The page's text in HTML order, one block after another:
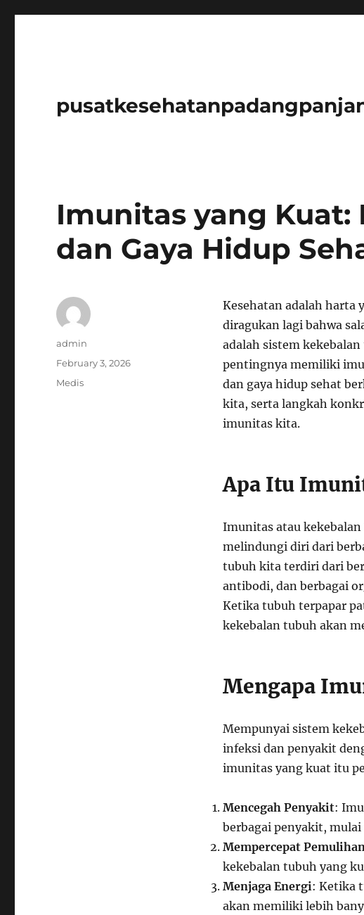
Imunitas yang
dan Gaya Hidup
Kesehatan adalah harta
diragukan lagi bahwa
adalah sistem
pentingnya memiliki
dan gaya hidup sehat
kita, serta langkah
imunitas kita.
Apa Itu
Imunitas atau
melindungi diri dari
tubuh kita terdiri dari
antibodi, dan berbagai
Ketika tubuh terpapar
kekebalan tubuh akan
Mengapa
Mempunyai sistem
infeksi dan penyakit
imunitas yang kuat itu
Mencegah Penyakit:
berbagai penyakit,
Mempercepat
kekebalan tubuh yang
Menjaga Energi: Ketika
akan memiliki lebih
Author
admin
Posted
February 3, 2026
Categories
Medis